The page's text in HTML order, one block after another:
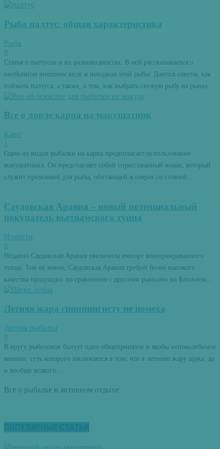
Рыба палтус: общая характеристика
Рыба
0
Статья о палтусах и их разновидностях. В ней рассказывается о
необычном внешнем виде и повадках этой рыбы. Даются советы, как
поймать палтуса, а также, о том, как выбрать свежую рыбу на рынке.
Все о ловле карпа на макушатник
Карп
1
Один из видов рыбалки на карпа предполагает использование
макушатника. Он представляет собой спрессованный жмых, который
служит приманкой для рыбы, обитающей в озерах со стоячей...
Саудовская Аравия – новый потенциальный
покупатель вьетнамского тунца
Новости
0
Недавно Саудовская Аравия увеличила импорт консервированного
тунца. Тем не менее, Саудовская Аравия требует более высокого
качества продукции по сравнению с другими рынками на Ближнем...
Летняя жара спиннингисту не помеха
Летняя рыбалка
0
В кругу рыболовов бытует одно общепринятое и якобы непоколебимое
мнение, суть которого заключается в том, что в летнюю жару щука, да
и вообще всякого...
Все о рыбалке и активном отдыхе
ПОПУЛЯРНЫЕ СТАТЬИ